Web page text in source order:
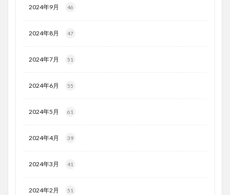
2024年9月 46
2024年8月 47
2024年7月 51
2024年6月 55
2024年5月 61
2024年4月 39
2024年3月 41
2024年2月 51